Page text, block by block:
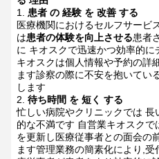
患者 の 経験 を 改善 する
医療機関におけるセルフサービ
は患者の体験を向上させる患者
に キオスクで迅速かつ効率的
キオスクは個人情報や予約の詳
ます診察の際に不安を抱いてい
します
待ち時間 を 短く する
忙しい病院やクリニックでは
的な不満です 自営業キオスク
を更新し医療従事者との面会の
ます管理業務の簡素化により,